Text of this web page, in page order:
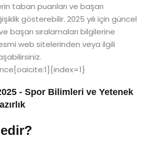
taban puanları ve başarı
gösterebilir. 2025 yılı için güncel
başarı sıralamaları bilgilerine
web sitelerinden veya ilgili
- Spor Bilimleri ve Yetenek